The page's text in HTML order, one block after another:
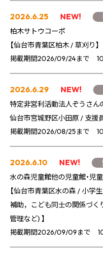
2026.6.25 NEW!
柏木サトウコーポ
【仙台市青葉区柏木 / 草刈り】
掲載期間2026/09/24まで
2026.6.29 NEW!
特定非営利活動法人ぞうさん
仙台市宮城野区小田原 / 支援
掲載期間2026/08/25まで
2026.6.10 NEW!
水の森児童館他の児童館・児
【仙台市青葉区水の森 / 小学
補助，こども同士の関係づく
管理など) 】
掲載期間2026/09/09まで